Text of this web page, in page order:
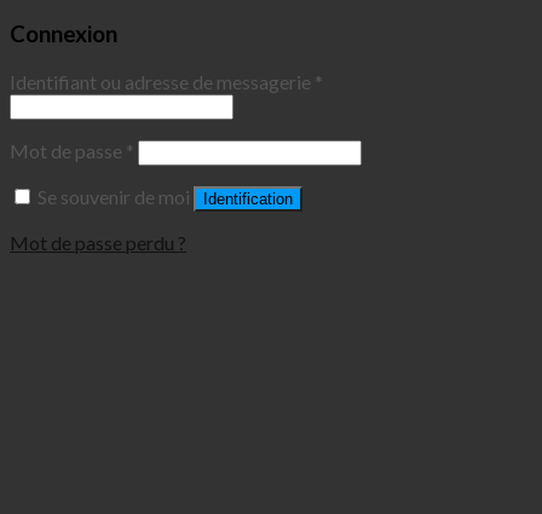
Connexion
Identifiant ou adresse de messagerie *
Mot de passe *
Se souvenir de moi
Identification
Mot de passe perdu ?